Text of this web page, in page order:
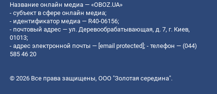
Название онлайн медиа — «OBOZ.UA»
- субъект в сфере онлайн медиа;
- идентификатор медиа — R40-06156;
- почтовый адрес — ул. Деревообрабатывающая, д. 7, г. Киев,
01013;
- адрес электронной почты — [email protected]; - телефон — (044)
585 46 20
© 2026 Все права защищены, ООО "Золотая середина".